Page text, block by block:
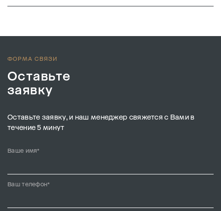
ФОРМА СВЯЗИ
Оставьте
заявку
Оставьте заявку, и наш менеджер свяжется с Вами в
течение 5 минут
Ваше имя*
Ваш телефон*